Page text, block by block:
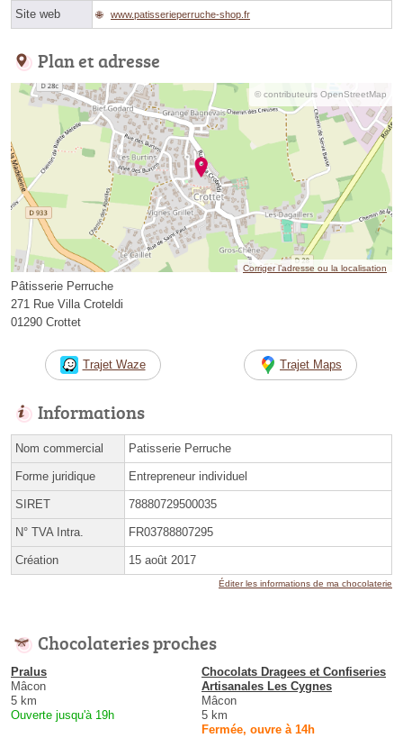
Site web www.patisserieperruche-shop.fr
Plan et adresse
© contributeurs OpenStreetMap
Corriger l’adresse ou la localisation
Pâtisserie Perruche
271 Rue Villa Croteldi
01290 Crottet
Trajet Waze Trajet Maps
Informations
Nom commercial Patisserie Perruche
Forme juridique Entrepreneur individuel
SIRET 78880729500035
N° TVA Intra. FR03788807295
Création 15 août 2017
Éditer les informations de ma chocolaterie
Chocolateries proches
Pralus
Mâcon
5 km
Ouverte jusqu'à 19h
Chocolats Dragees et Confiseries
Artisanales Les Cygnes
Mâcon
5 km
Fermée, ouvre à 14h